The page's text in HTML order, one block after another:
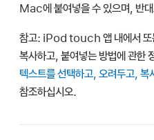
Mac에 붙여넣을 수 있으며, 반
참고: iPod touch 앱 내에서 또
복사하고, 붙여넣는 방법에 관한
텍스트를 선택하고, 오려두고, 복
참조하십시오.